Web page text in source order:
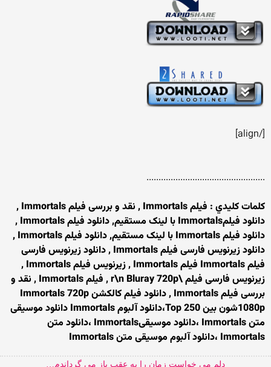
[/align]
.................................................
کلمات کليدي : فیلم Immortals , نقد و بررسی فیلم Immortals ,
دانلود فیلمImmortals با لینک مستقیم, دانلود فیلم Immortals ,
دانلود فیلم Immortals با لینک مستقیم, دانلود فیلم Immortals ,
دانلود زیرنویس فارسی فیلم Immortals , دانلود زیرنویس فارسی
فیلم Immortals فیلم Immortals , زیرنویس فیلم Immortals ,
زیرنویس فارسی فیلم \r\n Bluray 720p , فیلم Immortals , نقد و
بررسی فیلم Immortals , دانلود فیلم کالکشن Immortals 720p
1080pشون بین Top 250،دانلود آلبوم Immortals دانلود موسیقی
متن Immortals ،دانلود موسیقیImmortals ،دانلود متن
Immortals ،دانلود آلبوم موسیقی متن Immortals
دلم می خواست زمان را به عقب باز می گرداندم…